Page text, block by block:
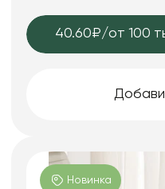
40.60₽/от 100
Новинка